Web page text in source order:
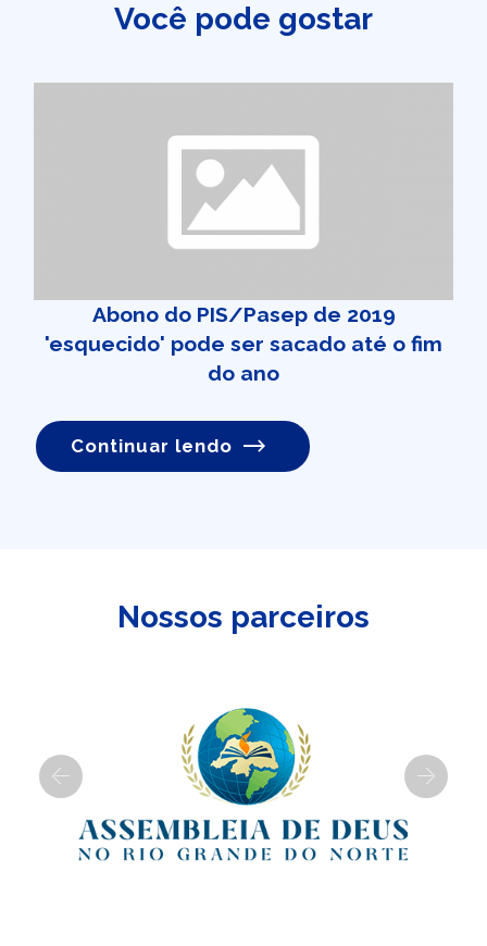
Você pode gostar
Abono do PIS/Pasep de 2019
'esquecido' pode ser sacado até o fim
do ano
Continuar lendo
Nossos parceiros
Previous Next